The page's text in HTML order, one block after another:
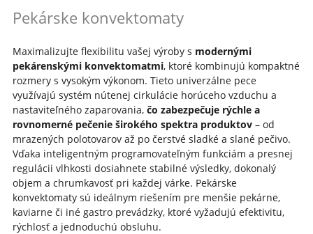
Pekárske konvektomaty
Maximalizujte flexibilitu vašej výroby s modernými
pekárenskými konvektomatmi, ktoré kombinujú kompaktné
rozmery s vysokým výkonom. Tieto univerzálne pece
využívajú systém nútenej cirkulácie horúceho vzduchu a
nastaviteľného zaparovania, čo zabezpečuje rýchle a
rovnomerné pečenie širokého spektra produktov– od
mrazených polotovarov až po čerstvé sladké a slané pečivo.
Vďaka inteligentným programovateľným funkciám a presnej
regulácii vlhkosti dosiahnete stabilné výsledky, dokonalý
objem a chrumkavosť pri každej várke. Pekárske
konvektomaty sú ideálnym riešením pre menšie pekárne,
kaviarne či iné gastro prevádzky, ktoré vyžadujú efektivitu,
rýchlosť a jednoduchú obsluhu.